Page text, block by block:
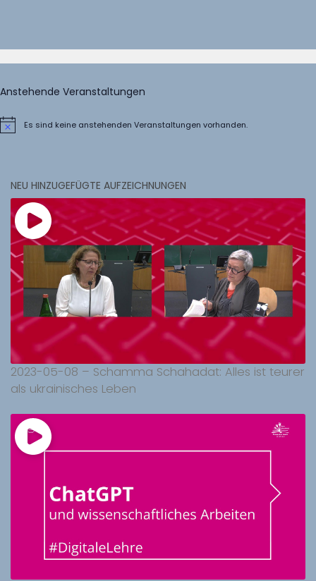
Anstehende Veranstaltungen
HinweisEs sind keine anstehenden Veranstaltungen vorhanden.
NEU HINZUGEFÜGTE AUFZEICHNUNGEN
2023-05-08 – Schamma Schahadat: Alles ist teurer
als ukrainisches Leben